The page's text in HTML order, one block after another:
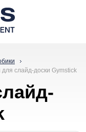
для слайд-доски Gymstick